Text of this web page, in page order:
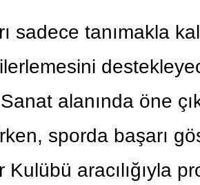
sadece tanımakla
alanında öne
sporda başarı
Kulübü aracılığıyla